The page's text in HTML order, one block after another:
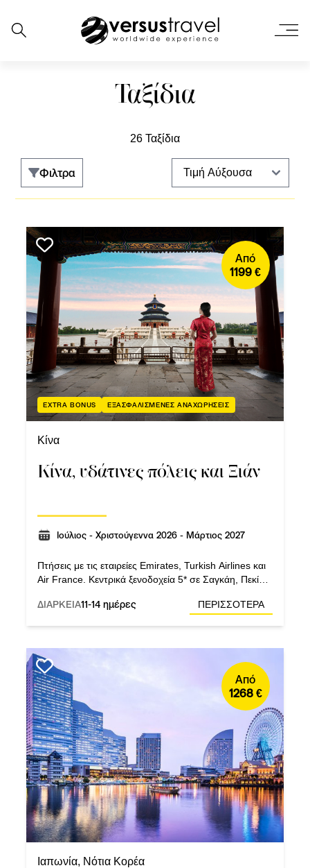
Ταξίδια
26 Ταξίδια
Φιλτρα
Από
1199 €
EXTRA BONUS ΕΞΑΣΦΑΛΙΣΜΕΝΕΣ ΑΝΑΧΩΡΗΣΕΙΣ
Κίνα
Κίνα, υδάτινες πόλεις και Ξιάν
Ιούλιος - Χριστούγεννα 2026 - Μάρτιος 2027
Πτήσεις με τις εταιρείες Emirates, Turkish Airlines και
Air France. Κεντρικά ξενοδοχεία 5* σε Σαγκάη, Πεκίνο,
πρωτεύουσα της Κίνας, το Πεκίνο.
ΔΙΑΡΚΕΙΑ11-14 ημέρες ΠΕΡΙΣΣΟΤΕΡΑ
Από
1268 €
Ιαπωνία, Νότια Κορέα